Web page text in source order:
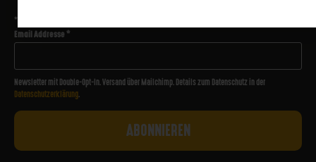
*
Email Addresse*
Newsletter mit Double-Opt-In. Versand über Mailchimp. Details zum Datenschutz in der
Datenschutzerklärung.